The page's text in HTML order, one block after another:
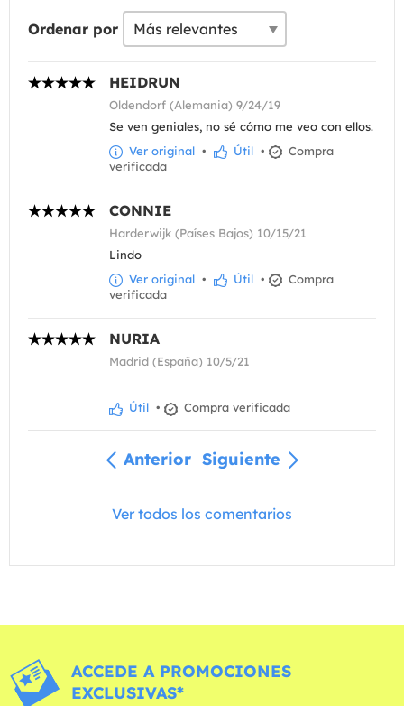
Ordenar por
HEIDRUN
Oldendorf (Alemania) 9/24/19
Se ven geniales, no sé cómo me veo con ellos.
Ver original • Útil •
Compra
verificada
CONNIE
Harderwijk (Países Bajos) 10/15/21
Lindo
Ver original • Útil •
Compra
verificada
NURIA
Madrid (España) 10/5/21
Útil • Compra verificada
Anterior Siguiente
Ver todos los comentarios
ACCEDE A PROMOCIONES
EXCLUSIVAS*